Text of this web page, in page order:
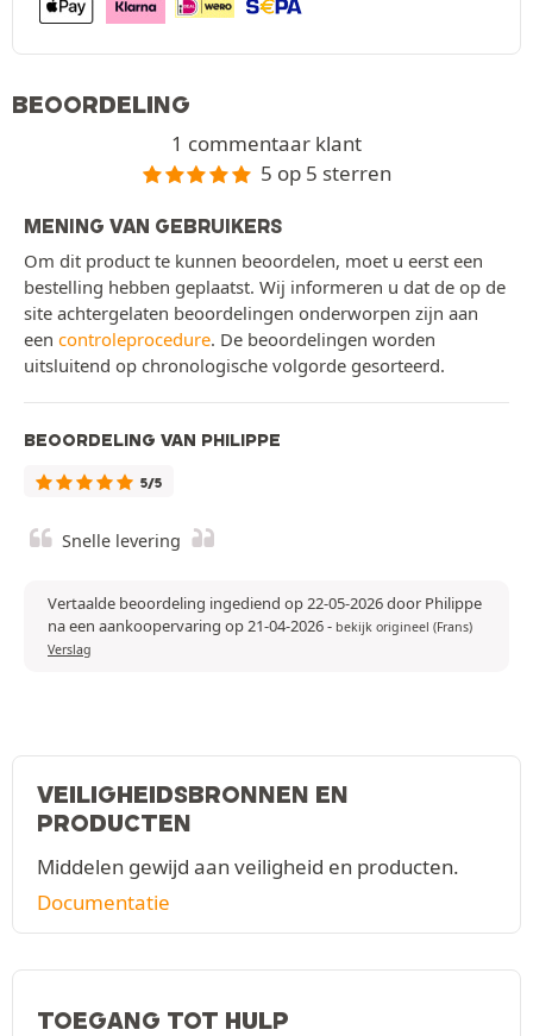
BEOORDELING
1 commentaar klant
5 op 5 sterren
MENING VAN GEBRUIKERS
Om dit product te kunnen beoordelen, moet u eerst een
bestelling hebben geplaatst. Wij informeren u dat de op de
site achtergelaten beoordelingen onderworpen zijn aan
een controleprocedure. De beoordelingen worden
uitsluitend op chronologische volgorde gesorteerd.
BEOORDELING VAN PHILIPPE
5/5
Snelle levering
Vertaalde beoordeling ingediend op 22-05-2026 door Philippe
na een aankoopervaring op 21-04-2026- bekijk origineel (Frans)
Verslag
VEILIGHEIDSBRONNEN EN
PRODUCTEN
Middelen gewijd aan veiligheid en producten.
Documentatie
TOEGANG TOT HULP